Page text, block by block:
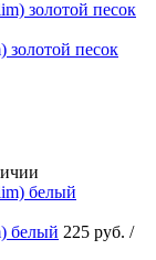
золотой песок
белый 225 руб. /